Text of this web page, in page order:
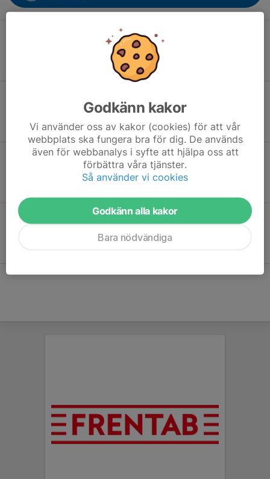
Friidrott - aktiv
Innebandy - aktiv
Klicka här!
Stödmedlem & supporter
Godkänn kakor
Vi använder oss av kakor (cookies) för att vår
webbplats ska fungera bra för dig. De används
även för webbanalys i syfte att hjälpa oss att
förbättra våra tjänster.
Så använder vi cookies
Godkänn alla kakor
Bara nödvändiga